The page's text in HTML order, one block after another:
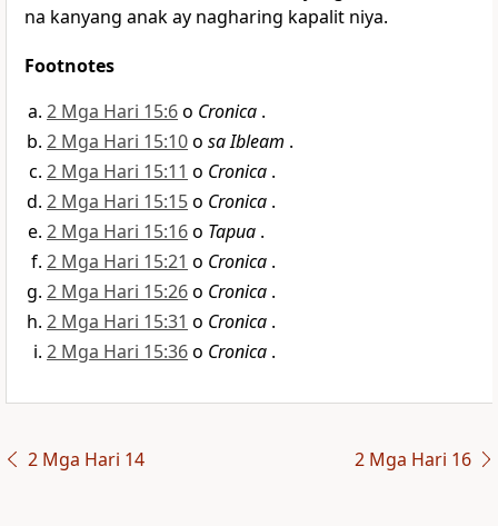
na kanyang anak ay nagharing kapalit niya.
Footnotes
2 Mga Hari 15:6o Cronica .
2 Mga Hari 15:10o sa Ibleam .
2 Mga Hari 15:11 o Cronica .
2 Mga Hari 15:15o Cronica .
2 Mga Hari 15:16o Tapua .
2 Mga Hari 15:21 o Cronica .
2 Mga Hari 15:26o Cronica .
2 Mga Hari 15:31 o Cronica .
2 Mga Hari 15:36o Cronica .
2 Mga Hari 14 2 Mga Hari 16